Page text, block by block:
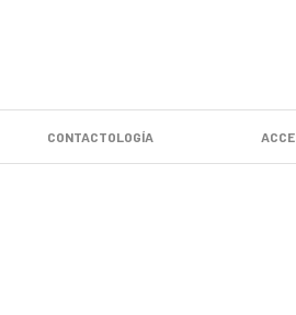
CONTACTOLOGÍA